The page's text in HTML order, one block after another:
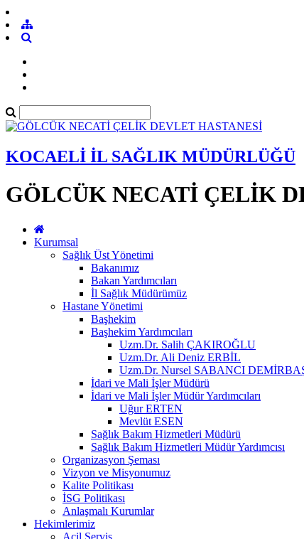
KOCAELİ İL SAĞLIK MÜDÜRLÜĞÜ
GÖLCÜK NECATİ ÇELİK
Kurumsal
Sağlık Üst Yönetimi
Bakanımız
Bakan Yardımcıları
İl Sağlık Müdürümüz
Hastane Yönetimi
Başhekim
Başhekim Yardımcıları
Uzm.Dr. Salih ÇAKIROĞLU
Uzm.Dr. Ali Deniz ERBİL
Uzm.Dr. Nursel SABANCI
İdari ve Mali İşler Müdürü
İdari ve Mali İşler Müdür Yardımcıları
Uğur ERTEN
Mevlüt ESEN
Sağlık Bakım Hizmetleri Müdürü
Sağlık Bakım Hizmetleri Müdür Yardımcısı
Organizasyon Şeması
Vizyon ve Misyonumuz
Kalite Politikası
İSG Politikası
Anlaşmalı Kurumlar
Hekimlerimiz
Acil Servis